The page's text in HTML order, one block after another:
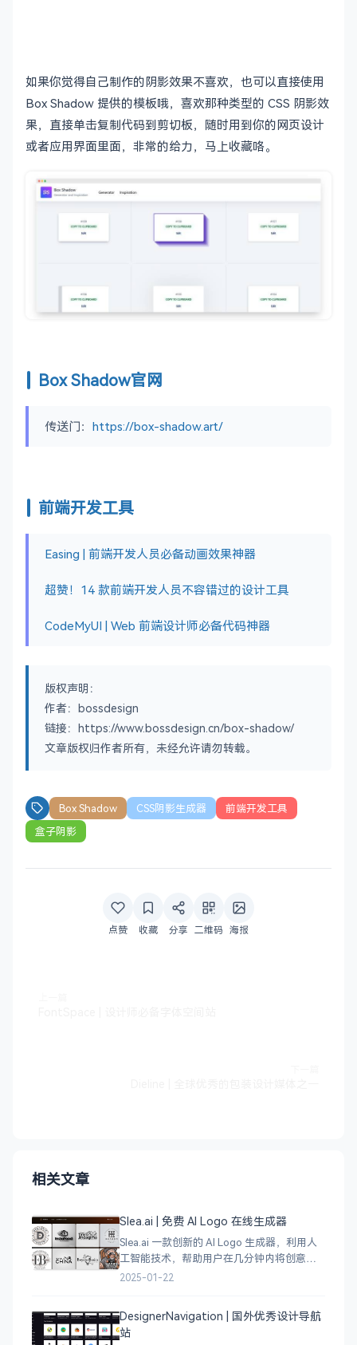
如果你觉得自己制作的阴影效果不喜欢，也可以直接使用
Box Shadow 提供的模板哦，喜欢那种类型的 CSS 阴影效
果，直接单击复制代码到剪切板，随时用到你的网页设计
或者应用界面里面，非常的给力，马上收藏咯。
Box Shadow官网
传送门： https://box-shadow.art/
前端开发工具
Easing | 前端开发人员必备动画效果神器
超赞！14 款前端开发人员不容错过的设计工具
CodeMyUI | Web 前端设计师必备代码神器
版权声明：
作者：bossdesign
链接：https://www.bossdesign.cn/box-shadow/
文章版权归作者所有，未经允许请勿转载。
Box Shadow CSS阴影生成器
前端开发工具
盒子阴影
点赞 收藏 分享 二维码 海报
相关文章
Slea.ai | 免费 AI Logo 在线生成器
Slea.ai 一款创新的 AI Logo 生成器，利用人
工智能技术，帮助用户在几分钟内将创意变
成精美的品牌 Logo。无论你是初创企业、电
2025-01-22
DesignerNavigation | 国外优秀设计导航
站